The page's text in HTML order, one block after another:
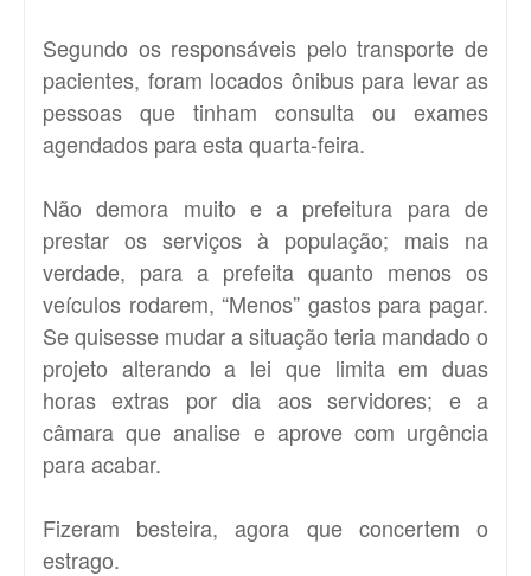
Segundo os responsáveis pelo transporte de
pacientes, foram locados ônibus para levar as
pessoas que tinham consulta ou exames
agendados para esta quarta-feira.
Não demora muito e a prefeitura para de
prestar os serviços à população; mais na
verdade, para a prefeita quanto menos os
veículos rodarem, “Menos” gastos para pagar.
Se quisesse mudar a situação teria mandado o
projeto alterando a lei que limita em duas
horas extras por dia aos servidores; e a
câmara que analise e aprove com urgência
para acabar.
Fizeram besteira, agora que concertem o
estrago.